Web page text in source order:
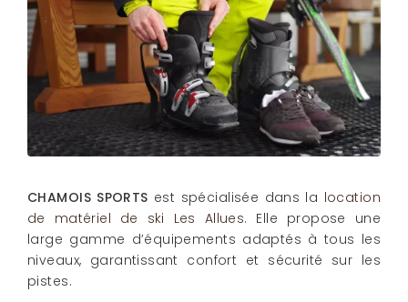
CHAMOIS SPORTS est spécialisée dans la location
de matériel de ski Les Allues. Elle propose une
large gamme d’équipements adaptés à tous les
niveaux, garantissant confort et sécurité sur les
pistes.